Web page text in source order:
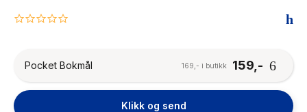
0.0
Pocket Bokmål
159,-
169,- i butikk
Klikk og send